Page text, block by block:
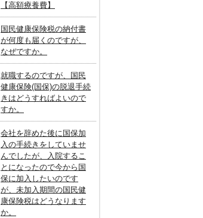
【高額療養費】
国民健康保険税の納付書
が何度も届くのですが、
なぜですか。
就職するのですが、国民
健康保険(国保)の脱退手続
きはどうすればよいので
すか。
会社を辞めた後に国保加
入の手続きをしていませ
んでしたが、入院するこ
とになったので今から国
保に加入したいのです
が、未加入期間の国民健
康保険税はどうなります
か。